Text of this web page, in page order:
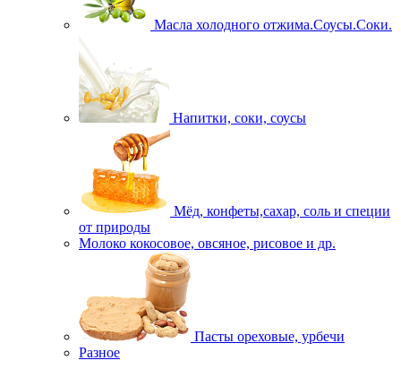
Масла холодного отжима.Соусы.Соки.
Напитки, соки, соусы
Мёд, конфеты,сахар, соль и специи
от природы
Молоко кокосовое, овсяное, рисовое и др.
Пасты ореховые, урбечи
Разное